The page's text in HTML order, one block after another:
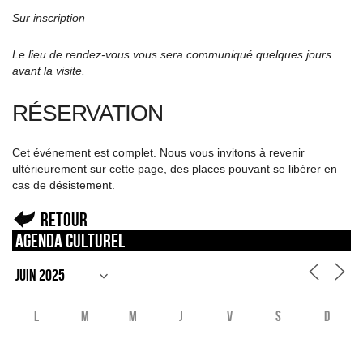
Sur inscription
Le lieu de rendez-vous vous sera communiqué quelques jours
avant la visite.
RÉSERVATION
Cet événement est complet. Nous vous invitons à revenir
ultérieurement sur cette page, des places pouvant se libérer en
cas de désistement.
Retour
Agenda culturel
L M M J V S D